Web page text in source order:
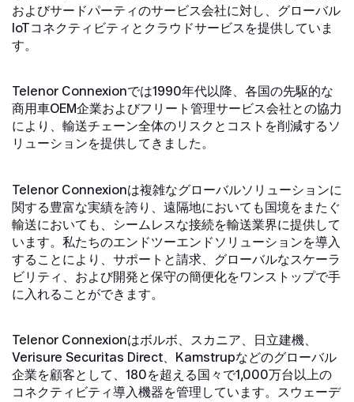
およびサードパーティのサービス会社に対し、グローバル
IoTコネクティビティとクラウドサービスを提供していま
す。
Telenor Connexionでは1990年代以降、各国の先駆的な
商用車OEM企業およびフリート管理サービス会社との協力
により、輸送チェーン全体のリスクとコストを削減するソ
リューションを提供してきました。
Telenor Connexionは複雑なグローバルソリューションに
関する豊富な実績を誇り、遠隔地においても国境をまたぐ
輸送においても、シームレスな接続を輸送業界に提供して
います。私たちのエンドツーエンドソリューションを導入
することにより、サポートと請求、グローバルなスケーラ
ビリティ、および開発と保守の簡便化をワンストップで手
に入れることができます。
Telenor Connexionはボルボ、スカニア、日立建機、
Verisure Securitas Direct、Kamstrupなどのグローバル
企業を顧客として、180を超える国々で1,000万台以上の
コネクティビティ導入機器を管理しています。スウェーデ